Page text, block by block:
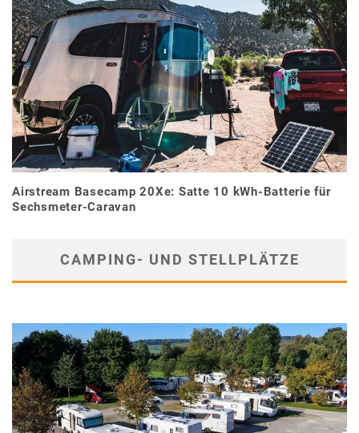
Airstream Basecamp 20Xe: Satte 10 kWh-Batterie für
Sechsmeter-Caravan
CAMPING- UND STELLPLÄTZE